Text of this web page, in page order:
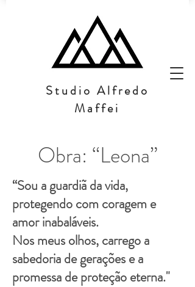
Studio Alfredo
Maffei
Obra: “Leona”
“Sou a guardiã da vida,
protegendo com coragem e
amor inabaláveis.
Nos meus olhos, carrego a
sabedoria de gerações e a
promessa de proteção eterna."